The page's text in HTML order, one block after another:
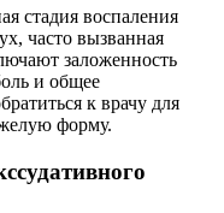
стадия воспаления
часто вызванная
заложенность
и общее
к врачу для
форму.